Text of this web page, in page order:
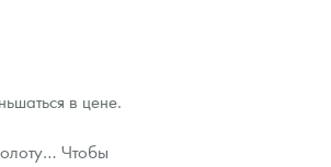
в цене.
Чтобы